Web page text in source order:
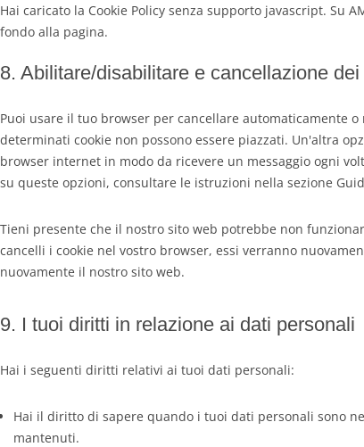
Hai caricato la Cookie Policy senza supporto javascript. Su
fondo alla pagina.
8. Abilitare/disabilitare e cancellazione
Puoi usare il tuo browser per cancellare automaticamente
determinati cookie non possono essere piazzati. Un'altra
browser internet in modo da ricevere un messaggio ogni
su queste opzioni, consultare le istruzioni nella sezione
Tieni presente che il nostro sito web potrebbe non
cancelli i cookie nel vostro browser, essi verranno
nuovamente il nostro sito web.
9. I tuoi diritti in relazione ai dati personali
Hai i seguenti diritti relativi ai tuoi dati personali:
Hai il diritto di sapere quando i tuoi dati personali sono
mantenuti.